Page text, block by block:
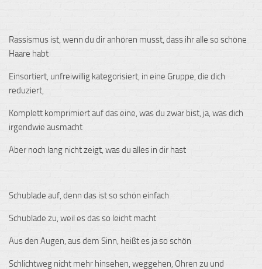
Rassismus ist, wenn du dir anhören musst, dass ihr alle so schöne
Haare habt
Einsortiert, unfreiwillig kategorisiert, in eine Gruppe, die dich
reduziert,
Komplett komprimiert auf das eine, was du zwar bist, ja, was dich
irgendwie ausmacht
Aber noch lang nicht zeigt, was du alles in dir hast
Schublade auf, denn das ist so schön einfach
Schublade zu, weil es das so leicht macht
Aus den Augen, aus dem Sinn, heißt es ja so schön
Schlichtweg nicht mehr hinsehen, weggehen, Ohren zu und